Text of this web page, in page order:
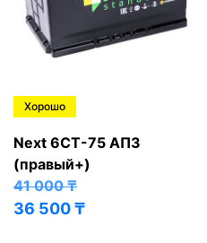
Хорошо
Next 6СТ-75 АПЗ
(правый+)
41 000₸
36 500₸